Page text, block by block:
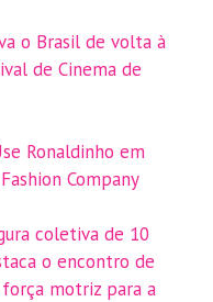
o Brasil de volta à
de Cinema de
Ronaldinho em
Company
coletiva de 10
o encontro de
motriz para a